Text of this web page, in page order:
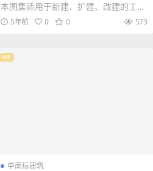
本图集适用于新建、扩建、改建的工业
与民用建筑。主要包括：石材(框架)幕
墙的断面详...
5年前 0 0 573
VIP
中南标建筑